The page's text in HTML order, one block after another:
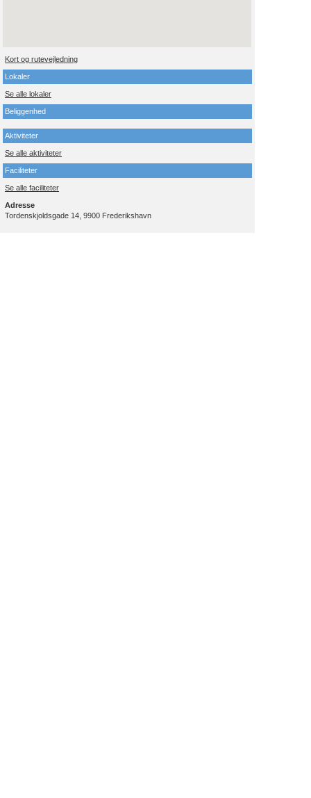
Kort og rutevejledning
Lokaler
Se alle lokaler
Beliggenhed
Aktiviteter
Se alle aktiviteter
Faciliteter
Se alle faciliteter
Adresse
Tordenskjoldsgade 14, 9900 Frederikshavn